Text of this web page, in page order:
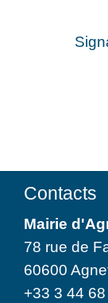
Contacts
Mairie
78 rue de
60600
+33 3 44